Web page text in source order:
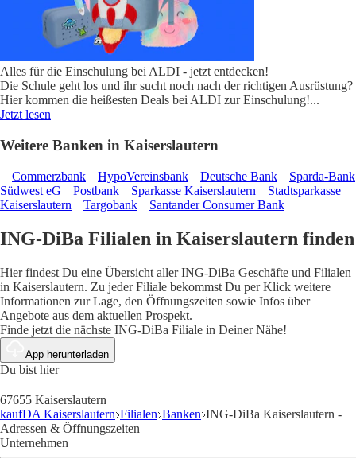
Alles für die Einschulung bei ALDI - jetzt entdecken!
Die Schule geht los und ihr sucht noch nach der richtigen Ausrüstung?
Hier kommen die heißesten Deals bei ALDI zur Einschulung!...
Jetzt lesen
Weitere Banken in Kaiserslautern
Commerzbank HypoVereinsbank Deutsche Bank
Sparda-Bank
Südwest eG
Postbank Sparkasse Kaiserslautern
Stadtsparkasse
Kaiserslautern
Targobank Santander Consumer Bank
ING-DiBa Filialen in Kaiserslautern finden
Hier findest Du eine Übersicht aller ING-DiBa Geschäfte und Filialen
in Kaiserslautern. Zu jeder Filiale bekommst Du per Klick weitere
Informationen zur Lage, den Öffnungszeiten sowie Infos über
Angebote aus dem aktuellen Prospekt.
Finde jetzt die nächste ING-DiBa Filiale in Deiner Nähe!
App herunterladen
Du bist hier
67655 Kaiserslautern
kaufDA Kaiserslautern Filialen Banken ING-DiBa Kaiserslautern -
Adressen & Öffnungszeiten
Unternehmen